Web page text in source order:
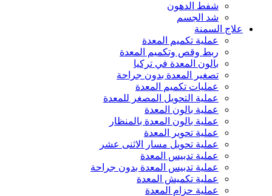
شفط الدهون
شد الجسم
علاج السمنة
عملية تكميم المعدة
ربط وقص وتكميم المعدة
بالون المعدة في تركيا
تصغير المعدة بدون جراحة
عمليات تكميم المعدة
عملية التحويل المصغر للمعدة
عملية بالون المعدة
عملية بالون المعدة بالمنظار
عملية تحوير المعدة
عملية تحويل مسار الاثنى عشر
عملية تدبيس المعدة
عملية تدبيس المعدة بدون جراحة
عملية تكميش المعدة
عملية حزام المعدة